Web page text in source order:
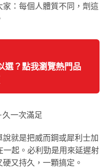
：每個人體質不同，劑這
選？點我瀏覽熱門品
一次滿足
就是把威而鋼或犀利士加
一起。必利勁是用來延遲射
又持久，一顆搞定。